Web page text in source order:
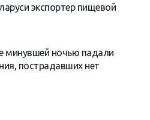
экспортер пищевой
минувшей ночью падали
пострадавших нет